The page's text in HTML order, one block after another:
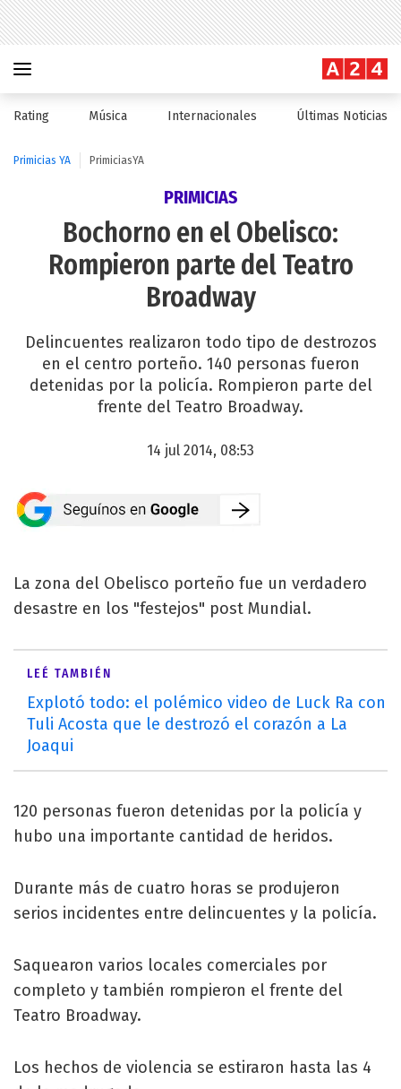
Rating Música Internacionales Últimas Noticias
Primicias YA PrimiciasYA
PRIMICIAS
Bochorno en el Obelisco:
Rompieron parte del Teatro
Broadway
Delincuentes realizaron todo tipo de destrozos
en el centro porteño. 140 personas fueron
detenidas por la policía. Rompieron parte del
frente del Teatro Broadway.
14 jul 2014, 08:53
La zona del Obelisco porteño fue un verdadero
desastre en los "festejos" post Mundial.
LEÉ TAMBIÉN
Explotó todo: el polémico video de Luck Ra con
Tuli Acosta que le destrozó el corazón a La
Joaqui
120 personas fueron detenidas por la policía y
hubo una importante cantidad de heridos.
Durante más de cuatro horas se produjeron
serios incidentes entre delincuentes y la policía.
Saquearon varios locales comerciales por
completo y también rompieron el frente del
Teatro Broadway.
Los hechos de violencia se estiraron hasta las 4